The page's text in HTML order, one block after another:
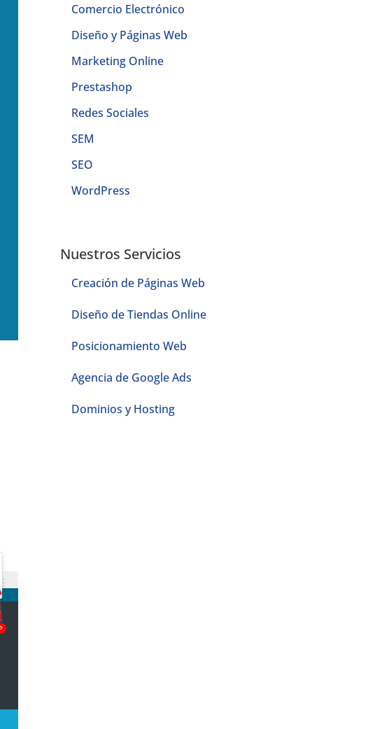
Comercio Electrónico
Diseño y Páginas Web
Marketing Online
Prestashop
Redes Sociales
SEM
SEO
WordPress
Nuestros Servicios
Creación de Páginas Web
Diseño de Tiendas Online
Posicionamiento Web
Agencia de Google Ads
Dominios y Hosting